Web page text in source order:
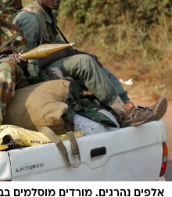
אלפים נהרגים. מורדים מוסלמים בבירה